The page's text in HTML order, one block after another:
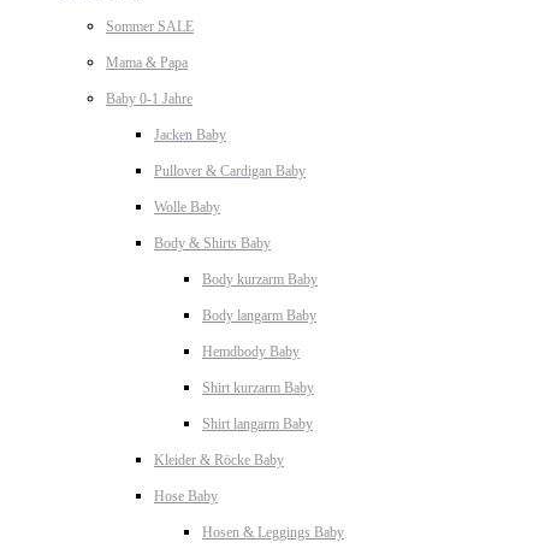
Sommer SALE
Mama & Papa
Baby 0-1 Jahre
Jacken Baby
Pullover & Cardigan Baby
Wolle Baby
Body & Shirts Baby
Body kurzarm Baby
Body langarm Baby
Hemdbody Baby
Shirt kurzarm Baby
Shirt langarm Baby
Kleider & Röcke Baby
Hose Baby
Hosen & Leggings Baby